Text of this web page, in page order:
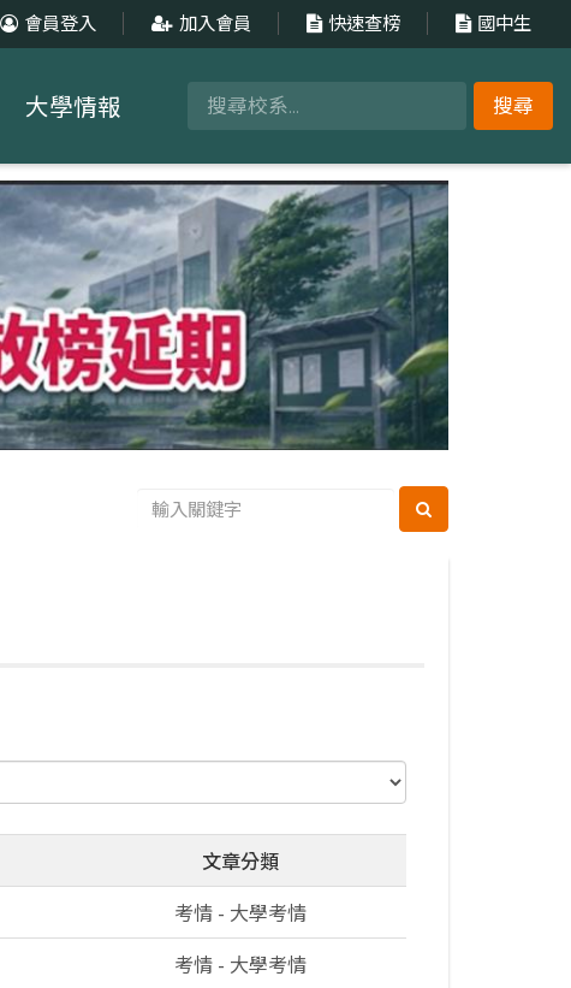
會員登入 加入會員 快速查榜 國中生
搜尋
大學情報
文章分類
考情 - 大學考情
考情 - 大學考情